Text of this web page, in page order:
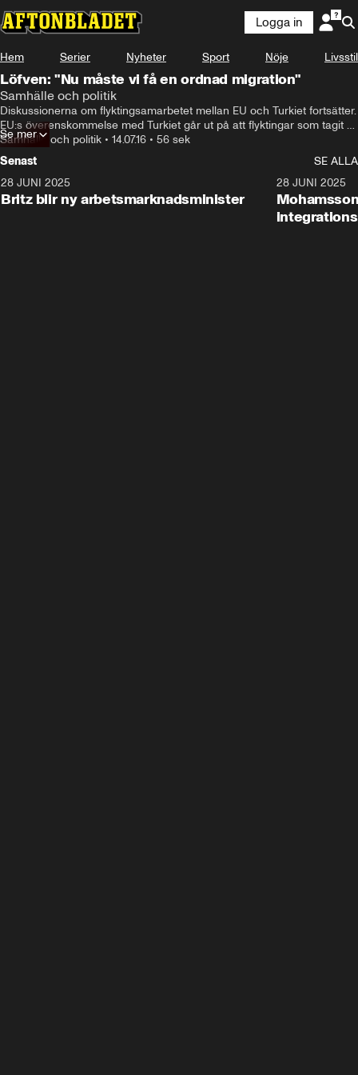
Logga in
Hem Serier Nyheter Sport Nöje Livsstil
Löfven: "Nu måste vi få en ordnad migration"
Samhälle och politik
Diskussionerna om flyktingsamarbetet mellan EU och Turkiet fortsätter.
EU:s överenskommelse med Turkiet går ut på att flyktingar som tagit
sig till Grekland ska skickas tillbaka till Turkiet. Stefan Löfven vill att
flyktingplanen träder i kraft så fort som möjligt.
Samhälle och politik • 14.07.16 • 56 sek
Se mer
Senast
SE ALLA
28 JUNI 2025
Britz blir ny arbetsmarknadsminister
28 JUNI 2025